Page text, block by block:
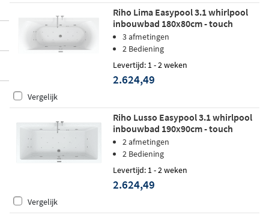
Riho Lima Easypool 3.1 whirlpool
inbouwbad 180x80cm - touch
3 afmetingen
2 Bediening
Levertijd: 1 - 2 weken
2.624,49
Vergelijk
Riho Lusso Easypool 3.1 whirlpool
inbouwbad 190x90cm - touch
2 afmetingen
2 Bediening
Levertijd: 1 - 2 weken
2.624,49
Vergelijk